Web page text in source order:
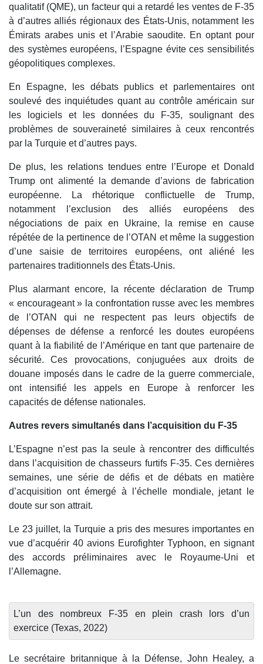
qualitatif (QME), un facteur qui a retardé les ventes de F-35
à d’autres alliés régionaux des États-Unis, notamment les
Émirats arabes unis et l’Arabie saoudite. En optant pour
des systèmes européens, l’Espagne évite ces sensibilités
géopolitiques complexes.
En Espagne, les débats publics et parlementaires ont
soulevé des inquiétudes quant au contrôle américain sur
les logiciels et les données du F-35, soulignant des
problèmes de souveraineté similaires à ceux rencontrés
par la Turquie et d’autres pays.
De plus, les relations tendues entre l’Europe et Donald
Trump ont alimenté la demande d’avions de fabrication
européenne. La rhétorique conflictuelle de Trump,
notamment l’exclusion des alliés européens des
négociations de paix en Ukraine, la remise en cause
répétée de la pertinence de l’OTAN et même la suggestion
d’une saisie de territoires européens, ont aliéné les
partenaires traditionnels des États-Unis.
Plus alarmant encore, la récente déclaration de Trump
« encourageant » la confrontation russe avec les membres
de l’OTAN qui ne respectent pas leurs objectifs de
dépenses de défense a renforcé les doutes européens
quant à la fiabilité de l’Amérique en tant que partenaire de
sécurité. Ces provocations, conjuguées aux droits de
douane imposés dans le cadre de la guerre commerciale,
ont intensifié les appels en Europe à renforcer les
capacités de défense nationales.
Autres revers simultanés dans l’acquisition du F-35
L’Espagne n’est pas la seule à rencontrer des difficultés
dans l’acquisition de chasseurs furtifs F-35. Ces dernières
semaines, une série de défis et de débats en matière
d’acquisition ont émergé à l’échelle mondiale, jetant le
doute sur son attrait.
Le 23 juillet, la Turquie a pris des mesures importantes en
vue d’acquérir 40 avions Eurofighter Typhoon, en signant
des accords préliminaires avec le Royaume-Uni et
l’Allemagne.
L’un des nombreux F-35 en plein crash lors d’un
exercice (Texas, 2022)
Le secrétaire britannique à la Défense, John Healey, a